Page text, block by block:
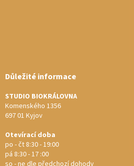
Důležité informace
STUDIO BIOKRÁLOVNA
Komenského 1356
697 01 Kyjov
Otevírací doba
po - čt 8:30 - 19:00
pá 8:30 - 17 :00
so - ne dle předchozí dohody